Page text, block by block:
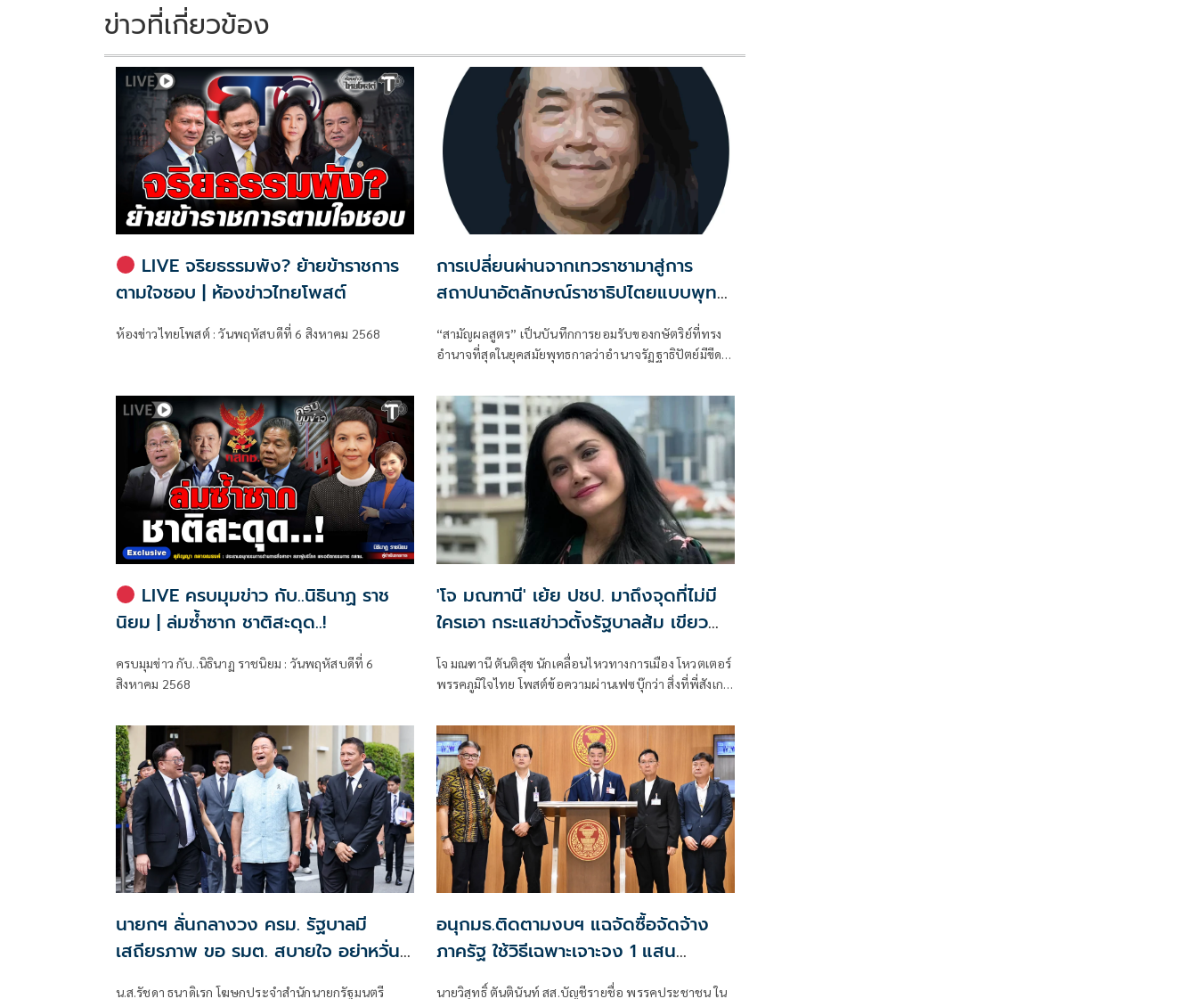
ข่าวที่เกี่ยวข้อง
LIVE จริยธรรมพัง? ย้ายข้าราชการ
ตามใจชอบ | ห้องข่าวไทยโพสต์
ห้องข่าวไทยโพสต์ : วันพฤหัสบดีที่ 6 สิงหาคม 2568
การเปลี่ยนผ่านจากเทวราชามาสู่การ
สถาปนาอัตลักษณ์ราชาธิปไตยแบบพุทธ
ศาสนาในพระไตรปิฏก : สามัญผลสูตรใน
ฐานะทฤษฎีขีดจำกัดของอำนาจรัฐเหนือ
แรงงานและทรัพย์สิน
“สามัญผลสูตร” เป็นบันทึกการยอมรับของกษัตริย์ที่ทรง
อำนาจที่สุดในยุคสมัยพุทธกาลว่าอำนาจรัฏฐาธิปัตย์มีขีด
จิตใจของพลเมือง
LIVE ครบมุมข่าว กับ..นิธินาฏ ราช
นิยม | ล่มซ้ำซาก ชาติสะดุด..!
ครบมุมข่าว กับ..นิธินาฏ ราชนิยม : วันพฤหัสบดีที่ 6
สิงหาคม 2568
'โจ มณฑานี' เย้ย ปชป. มาถึงจุดที่ไม่มี
ใครเอา กระแสข่าวตั้งรัฐบาลส้ม เขียว
แดง ก็ยังไม่มีฟ้าเลย
โจ มณฑานี ตันติสุข นักเคลื่อนไหวทางการเมือง โหวตเตอร์
พรรคภูมิใจไทย โพสต์ข้อความผ่านเฟซบุ๊กว่า สิ่งที่พี่สังเกต
มาถึงจุดที่เป็นพรรคที่ทุกฝั่งลืมได้ไงเนี้ย
นายกฯ ลั่นกลางวง ครม. รัฐบาลมี
เสถียรภาพ ขอ รมต. สบายใจ อย่าหวั่น
น.ส.รัชดา ธนาดิเรก โฆษกประจำสำนักนายกรัฐมนตรี
อนุกมธ.ติดตามงบฯ แฉจัดซื้อจัดจ้าง
ภาครัฐ ใช้วิธีเฉพาะเจาะจง 1 แสน
โครงการทั่วประเทศ เอื้อทุจริตงบกว่า 5
นายวิสุทธิ์ ตันตินันท์ สส.บัญชีรายชื่อ พรรคประชาชน ใน